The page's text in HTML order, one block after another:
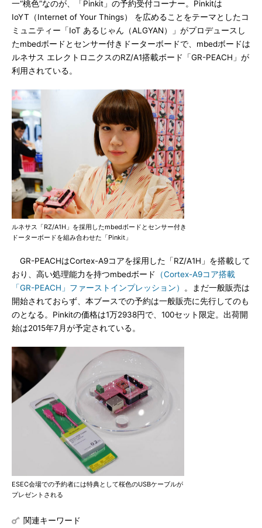
一“桃色”なのが、「Pinkit」の予約受付コーナー。Pinkitは
IoYT（Internet of Your Things） を広めることをテーマとしたコ
ミュニティー「IoT あるじゃん（ALGYAN）」がプロデュースし
たmbedボードとセンサー付きドーターボードで、mbedボードは
ルネサス エレクトロニクスのRZ/A1搭載ボード「GR-PEACH」が
利用されている。
ルネサス「RZ/A1H」を採用したmbedボードとセンサー付き
ドーターボードを組み合わせた「Pinkit」
GR-PEACHはCortex-A9コアを採用した「RZ/A1H」を搭載して
おり、高い処理能力を持つmbedボード
（Cortex-A9コア搭載
「GR-PEACH」ファーストインプレッション）
。まだ一般販売は
開始されておらず、本ブースでの予約は一般販売に先行してのも
のとなる。Pinkitの価格は1万2938円で、100セット限定。出荷開
始は2015年7月が予定されている。
ESEC会場での予約者には特典として桜色のUSBケーブルが
プレゼントされる
関連キーワード